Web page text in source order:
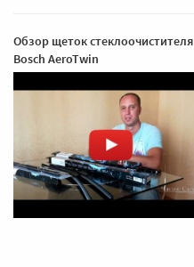
Обзор щеток стеклоочистителя
Bosch AeroTwin